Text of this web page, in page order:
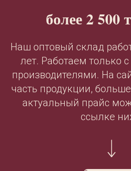
более 2 500
Наш оптовый склад
лет. Работаем только
производителями. На
часть продукции,
актуальный прайс
ссылке